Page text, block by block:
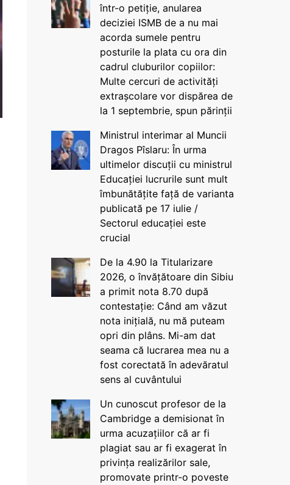
într-o petiție, anularea
deciziei ISMB de a nu mai
acorda sumele pentru
posturile la plata cu ora din
cadrul cluburilor copiilor:
Multe cercuri de activități
extrașcolare vor dispărea de
la 1 septembrie, spun părinții
Ministrul interimar al Muncii
Dragos Pîslaru: În urma
ultimelor discuții cu ministrul
Educației lucrurile sunt mult
îmbunătățite față de varianta
publicată pe 17 iulie /
Sectorul educației este
crucial
De la 4.90 la Titularizare
2026, o învățătoare din Sibiu
a primit nota 8.70 după
contestație: Când am văzut
nota inițială, nu mă puteam
opri din plâns. Mi-am dat
seama că lucrarea mea nu a
fost corectată în adevăratul
sens al cuvântului
Un cunoscut profesor de la
Cambridge a demisionat în
urma acuzațiilor că ar fi
plagiat sau ar fi exagerat în
privința realizărilor sale,
promovate printr-o poveste